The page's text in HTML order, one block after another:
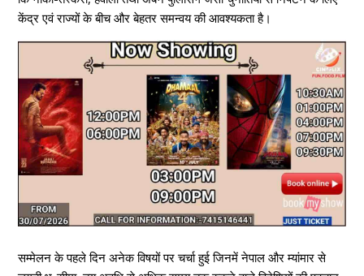
केंद्र एवं राज्यों के बीच और बेहतर समन्वय की आवश्यकता है।
सम्मेलन के पहले दिन अनेक विषयों पर चर्चा हुई जिनमें नेपाल और म्यांमार से